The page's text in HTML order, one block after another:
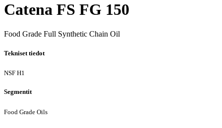
Catena FS FG 150
Food Grade Full Synthetic Chain Oil
Tekniset tiedot
NSF H1
Segmentit
Food Grade Oils